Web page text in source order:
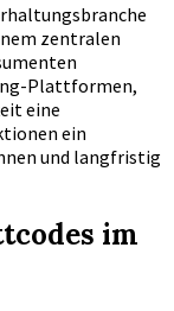
zentralen
Plattformen,
eine
ein
und langfristig
im